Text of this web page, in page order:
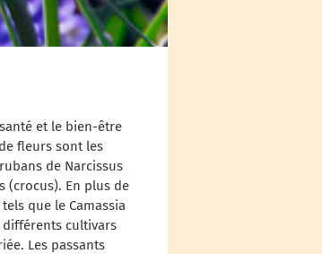
et le bien-être
fleurs sont les
de Narcissus
(crocus). En plus de
que le Camassia
différents cultivars
Les passants